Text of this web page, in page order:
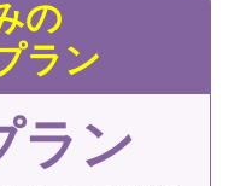
の
ラン
ラン